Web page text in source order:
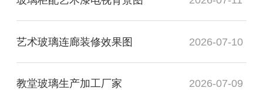
艺术玻璃连廊装修效果图 2026-07-10
教堂玻璃生产加工厂家 2026-07-09